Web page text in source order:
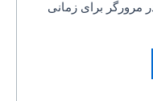
مرورگر برای زمانی